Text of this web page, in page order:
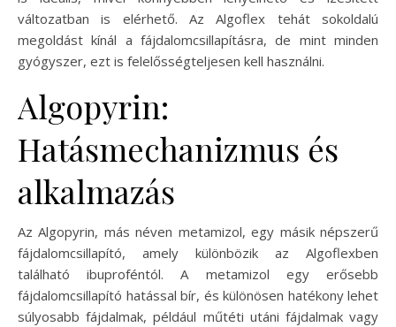
változatban is elérhető. Az Algoflex tehát sokoldalú
megoldást kínál a fájdalomcsillapításra, de mint minden
gyógyszer, ezt is felelősségteljesen kell használni.
Algopyrin:
Hatásmechanizmus és
alkalmazás
Az Algopyrin, más néven metamizol, egy másik népszerű
fájdalomcsillapító, amely különbözik az Algoflexben
található ibuproféntól. A metamizol egy erősebb
fájdalomcsillapító hatással bír, és különösen hatékony lehet
súlyosabb fájdalmak, például műtéti utáni fájdalmak vagy